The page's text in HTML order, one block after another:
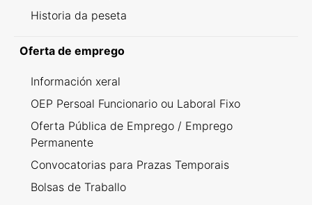
Historia da peseta
Oferta de emprego
Información xeral
OEP Persoal Funcionario ou Laboral Fixo
Oferta Pública de Emprego / Emprego
Permanente
Convocatorias para Prazas Temporais
Bolsas de Traballo